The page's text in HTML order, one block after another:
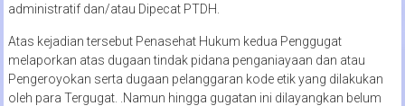
administratif dan/atau Dipecat PTDH.
Atas kejadian tersebut Penasehat Hukum kedua Penggugat
melaporkan atas dugaan tindak pidana penganiayaan dan atau
Pengeroyokan serta dugaan pelanggaran kode etik yang dilakukan
oleh para Tergugat. .Namun hingga gugatan ini dilayangkan belum